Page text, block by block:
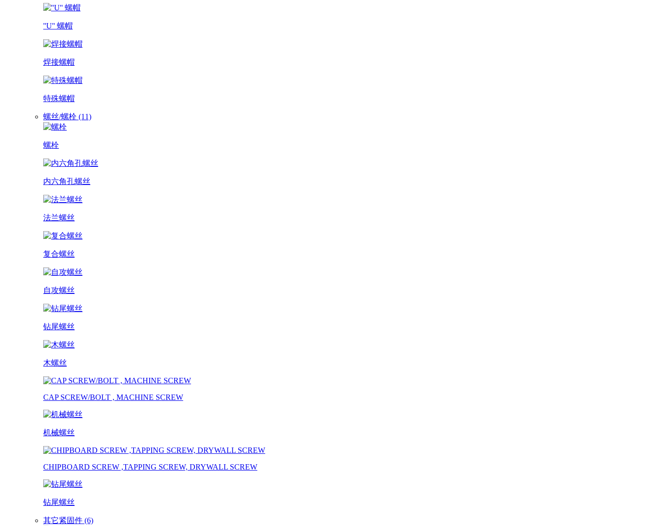
''U'' 螺帽
焊接螺帽
特殊螺帽
螺丝/螺栓 (11)
螺栓
内六角孔螺丝
法兰螺丝
复合螺丝
自攻螺丝
钻尾螺丝
木螺丝
CAP SCREW/BOLT , MACHINE SCREW
机械螺丝
CHIPBOARD SCREW ,TAPPING SCREW, DRYWALL SCREW
钻尾螺丝
其它紧固件 (6)